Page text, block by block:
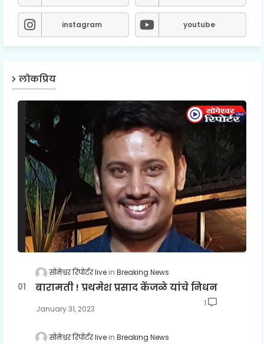
instagram youtube
लोकप्रिय
सोमेश्वर रिपोर्टर live Breaking News
बारामती ! प्रथमेश प्रसाद केंजळे यांचे निधन
January 31, 2023
1
सोमेश्वर रिपोर्टर live Breaking News